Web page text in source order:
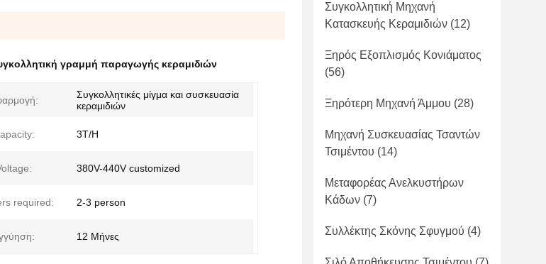
γραμμή παραγωγής κεραμιδιών
Συγκολλητικές μίγμα και συσκευασία
κεραμιδιών
3T/H
380V-440V customized
required: 2-3 person
12 Μήνες
Συγκολλητική Μηχανή
Κατασκευής Κεραμιδιών (12)
Ξηρός Εξοπλισμός Κονιάματος
(56)
Ξηρότερη Μηχανή Άμμου (28)
Μηχανή Συσκευασίας Τσαντών
Τσιμέντου (14)
Μεταφορέας Ανελκυστήρων
Κάδων (7)
Συλλέκτης Σκόνης Σφυγμού (4)